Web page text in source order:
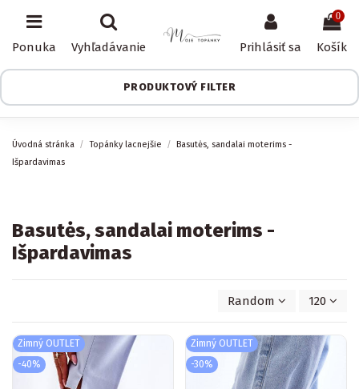
Ponuka Vyhľadávanie Prihlásiť sa
0
Košík
PRODUKTOVÝ FILTER
Úvodná stránka Topánky lacnejšie
Basutės, sandalai moterims -
Išpardavimas
Basutės, sandalai moterims -
Išpardavimas
Random 120
Zimný OUTLET
-40%
Zimný OUTLET
-30%